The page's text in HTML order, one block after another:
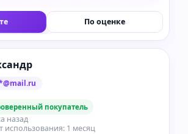
По оценке
покупатель
назад
использования: 1 месяц